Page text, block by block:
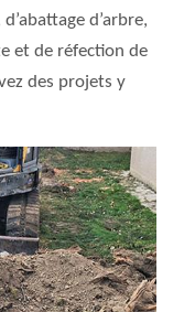
d’arbre,
et de réfection de
des projets y